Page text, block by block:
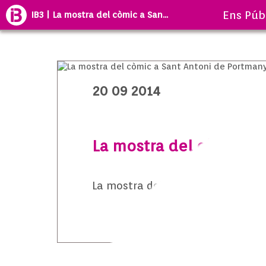
IB3 | La mostra del còmic a San... Ens
20 09 2014
La mostra del còmic a
La mostra del còmic a Sant